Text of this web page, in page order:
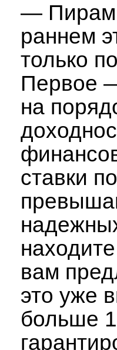
—
раннем
только
Первое
на
ставки
вам
это уже
больше